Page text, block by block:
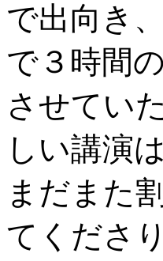
で出向き
で３時間
させてい
しい講演
まだまた
てくださ